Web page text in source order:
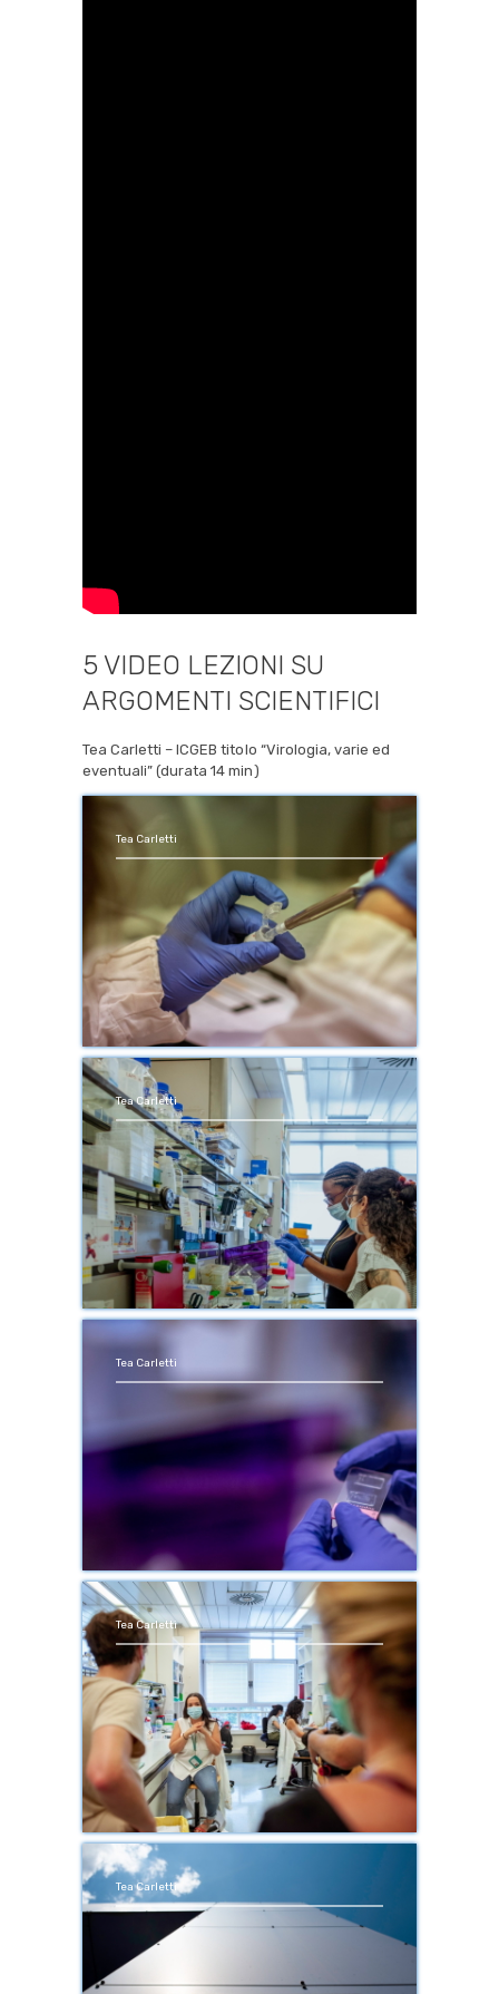
5 VIDEO LEZIONI SU
ARGOMENTI SCIENTIFICI
Tea Carletti – ICGEB titolo “Virologia, varie ed
eventuali” (durata 14 min)
Tea Carletti
Tea Carletti
Tea Carletti
Tea Carletti
Tea Carletti